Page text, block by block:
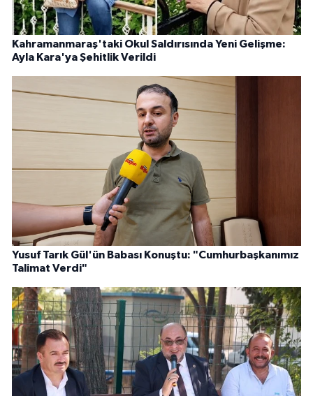
Kahramanmaraş'taki Okul Saldırısında Yeni Gelişme:
Ayla Kara'ya Şehitlik Verildi
Yusuf Tarık Gül'ün Babası Konuştu: "Cumhurbaşkanımız
Talimat Verdi"